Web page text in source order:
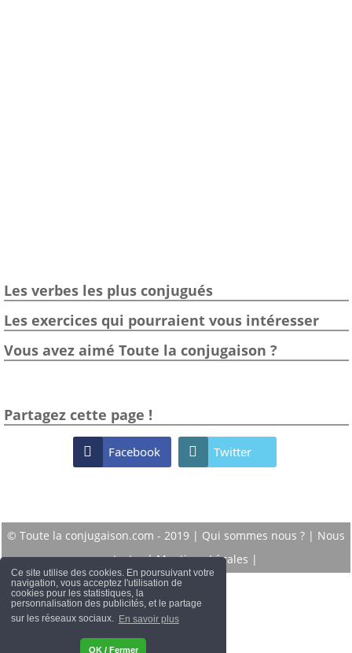
Ce site utilise des cookies. En poursuivant votre
navigation, vous acceptez l'utilisation de
cookies pour les statistiques, la
personnalisation des publicités, et le partage
sur les réseaux sociaux. En savoir plus
OK / Fermer
Les verbes les plus conjugués
Les exercices qui pourraient vous intéresser
Vous avez aimé Toute la conjugaison ?
Partagez cette page !
 Facebook  Twitter
© Toute la conjugaison.com - 2019 | Qui sommes nous ? | Nous
contacter|Mentions Légales |